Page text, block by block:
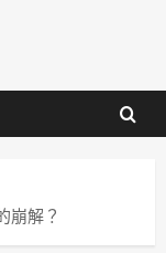
崩解？